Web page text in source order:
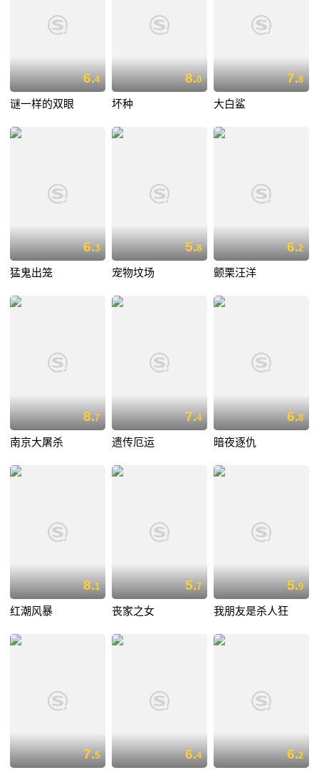
6.4
谜一样的双眼
8.0
坏种
7.8
大白鲨
6.3
猛鬼出笼
5.8
宠物坟场
6.2
颤栗汪洋
8.7
南京大屠杀
7.4
遗传厄运
6.8
暗夜逐仇
8.1
红潮风暴
5.7
丧家之女
5.9
我朋友是杀人狂
7.5 6.4 6.2